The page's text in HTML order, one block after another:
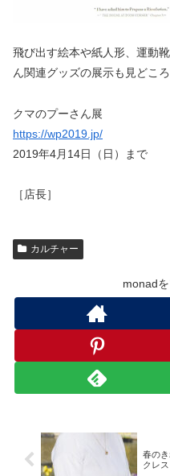
飛び出す絵本や紙人形、運動
ん関連グッズの展示も見どころ
クマのプーさん展
https://wp2019.jp/
2019年4月14日（日）まで
［店長］
カルチャー
monad
春の
クレス